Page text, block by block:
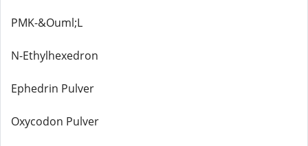
PMK-&Ouml;L
N-Ethylhexedron
Ephedrin Pulver
Oxycodon Pulver